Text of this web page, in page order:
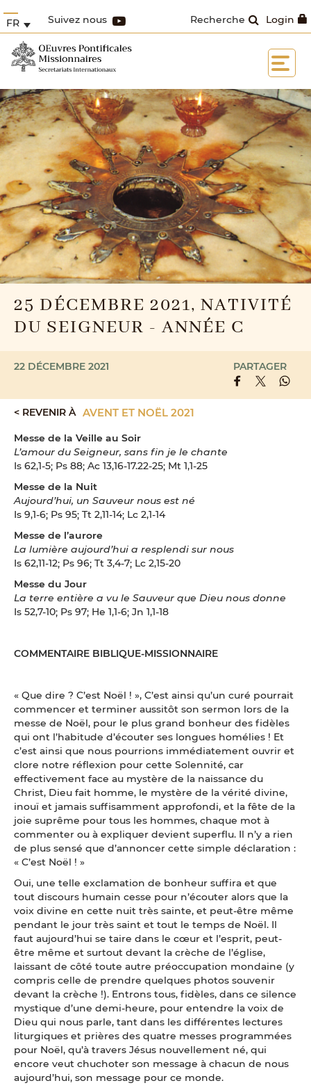
Login
Recherche
Suivez nous
FR
25 DÉCEMBRE 2021, NATIVITÉ
DU SEIGNEUR - ANNÉE C
22 DÉCEMBRE 2021 PARTAGER
< REVENIR À AVENT ET NOËL 2021
Messe de la Veille au Soir
L’amour du Seigneur, sans fin je le chante
Is 62,1-5; Ps 88; Ac 13,16-17.22-25; Mt 1,1-25
Messe de la Nuit
Aujourd’hui, un Sauveur nous est né
Is 9,1-6; Ps 95; Tt 2,11-14; Lc 2,1-14
Messe de l’aurore
La lumière aujourd’hui a resplendi sur nous
Is 62,11-12; Ps 96; Tt 3,4-7; Lc 2,15-20
Messe du Jour
La terre entière a vu le Sauveur que Dieu nous donne
Is 52,7-10; Ps 97; He 1,1-6; Jn 1,1-18
COMMENTAIRE BIBLIQUE-MISSIONNAIRE
« Que dire ? C’est Noël ! », C’est ainsi qu’un curé pourrait
commencer et terminer aussitôt son sermon lors de la
messe de Noël, pour le plus grand bonheur des fidèles
qui ont l’habitude d’écouter ses longues homélies ! Et
c’est ainsi que nous pourrions immédiatement ouvrir et
clore notre réflexion pour cette Solennité, car
effectivement face au mystère de la naissance du
Christ, Dieu fait homme, le mystère de la vérité divine,
inouï et jamais suffisamment approfondi, et la fête de la
joie suprême pour tous les hommes, chaque mot à
commenter ou à expliquer devient superflu. Il n’y a rien
de plus sensé que d’annoncer cette simple déclaration :
« C’est Noël ! »
Oui, une telle exclamation de bonheur suffira et que
tout discours humain cesse pour n’écouter alors que la
voix divine en cette nuit très sainte, et peut-être même
pendant le jour très saint et tout le temps de Noël. Il
faut aujourd’hui se taire dans le cœur et l’esprit, peut-
être même et surtout devant la crèche de l’église,
laissant de côté toute autre préoccupation mondaine (y
compris celle de prendre quelques photos souvenir
devant la crèche !). Entrons tous, fidèles, dans ce silence
mystique d’une demi-heure, pour entendre la voix de
Dieu qui nous parle, tant dans les différentes lectures
liturgiques et prières des quatre messes programmées
pour Noël, qu’à travers Jésus nouvellement né, qui
encore veut chuchoter son message à chacun de nous
aujourd’hui, son message pour ce monde.